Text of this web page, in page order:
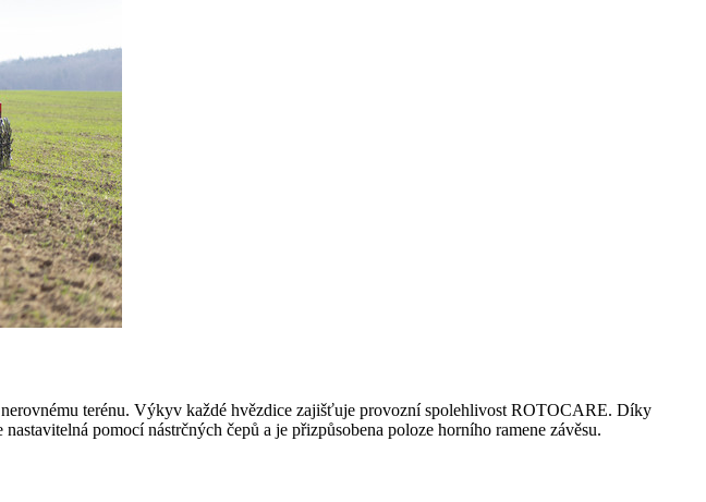
terénu. Výkyv každé hvězdice zajišťuje provozní spolehlivost ROTOCARE. Díky
pomocí nástrčných čepů a je přizpůsobena poloze horního ramene závěsu.